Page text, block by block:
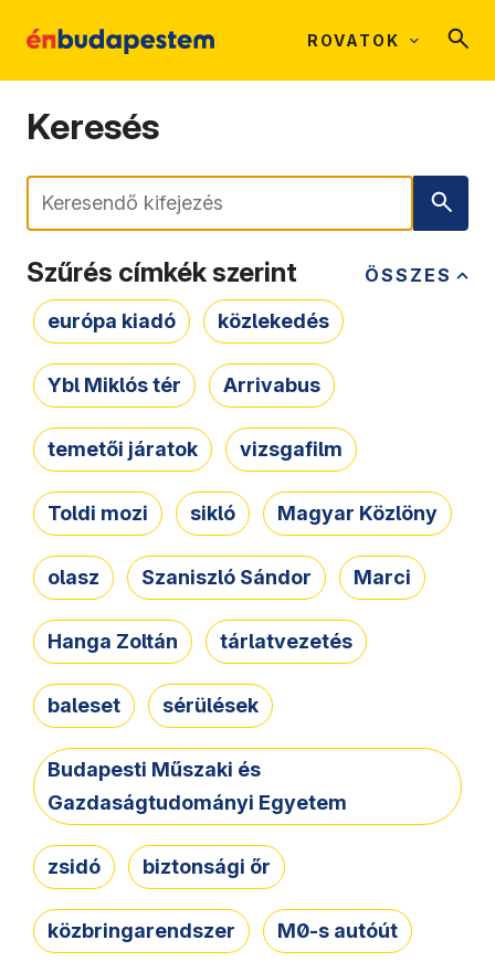
ROVATOK
Keresés
Keresés
ÖSSZES
Szűrés címkék szerint
európa kiadó közlekedés
Ybl Miklós tér Arrivabus
temetői járatok vizsgafilm
Toldi mozi sikló Magyar Közlöny
olasz Szaniszló Sándor Marci
Hanga Zoltán tárlatvezetés
baleset sérülések
Budapesti Műszaki és
Gazdaságtudományi Egyetem
zsidó biztonsági őr
közbringarendszer M0-s autóút